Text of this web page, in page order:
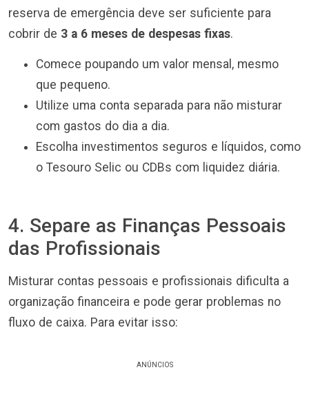
reserva de emergência deve ser suficiente para
cobrir de 3 a 6 meses de despesas fixas.
Comece poupando um valor mensal, mesmo
que pequeno.
Utilize uma conta separada para não misturar
com gastos do dia a dia.
Escolha investimentos seguros e líquidos, como
o Tesouro Selic ou CDBs com liquidez diária.
4. Separe as Finanças Pessoais
das Profissionais
Misturar contas pessoais e profissionais dificulta a
organização financeira e pode gerar problemas no
fluxo de caixa. Para evitar isso:
ANÚNCIOS